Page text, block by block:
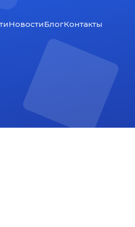
НовостиБлогКонтакты